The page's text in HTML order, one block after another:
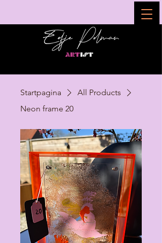
Startpagina
All Products
Neon frame 20